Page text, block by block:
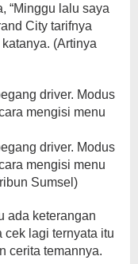
“Minggu lalu saya
City tarifnya
(Artinya
driver. Modus
mengisi menu
driver. Modus
mengisi menu
Sumsel)
ada keterangan
cek lagi ternyata itu
cerita temannya.